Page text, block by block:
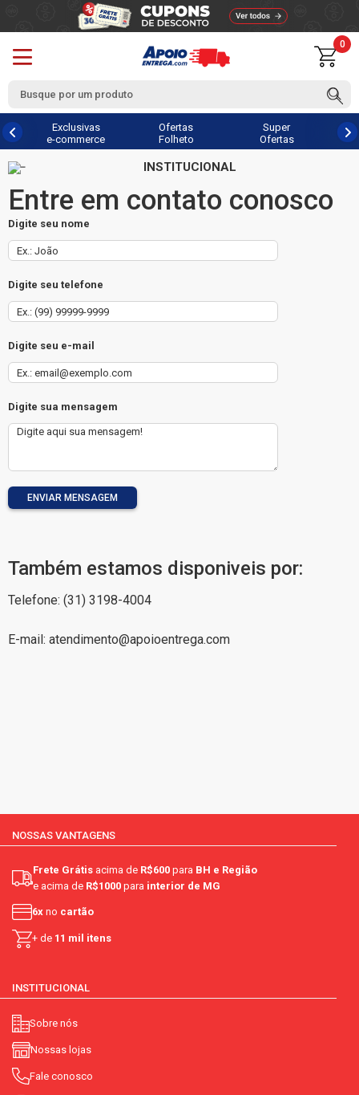
0
Exclusivas
e-commerce
Ofertas
Folheto
Super
Ofertas
INSTITUCIONAL
Entre em contato conosco
Digite seu nome
Digite seu telefone
Digite seu e-mail
Digite sua mensagem
ENVIAR MENSAGEM
Também estamos disponiveis por:
Telefone: (31) 3198-4004
E-mail: atendimento@apoioentrega.com
NOSSAS VANTAGENS
Frete Grátis acima de R$600 para BH e Região
e acima de R$1000 para interior de MG
6x no cartão
+ de 11 mil itens
INSTITUCIONAL
Sobre nós
Nossas lojas
Fale conosco